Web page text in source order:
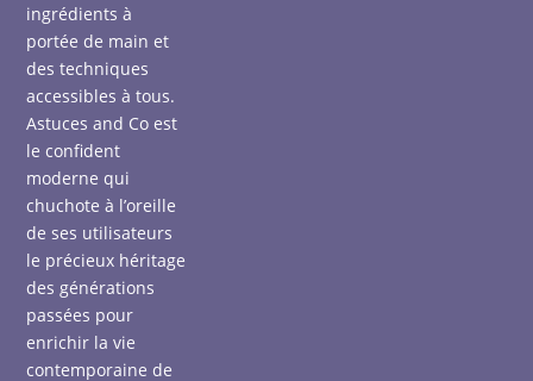
ingrédients à
portée de main et
des techniques
accessibles à tous.
Astuces and Co est
le confident
moderne qui
chuchote à l’oreille
de ses utilisateurs
le précieux héritage
des générations
passées pour
enrichir la vie
contemporaine de